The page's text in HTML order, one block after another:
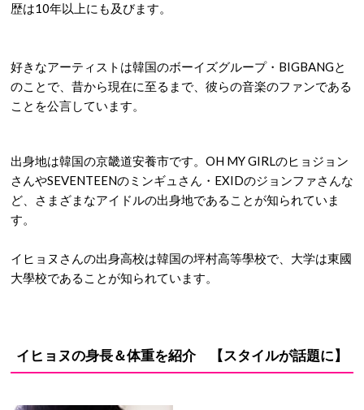
歴は10年以上にも及びます。
好きなアーティストは韓国のボーイズグループ・BIGBANGと
のことで、昔から現在に至るまで、彼らの音楽のファンである
ことを公言しています。
出身地は韓国の京畿道安養市です。OH MY GIRLのヒョジョン
さんやSEVENTEENのミンギュさん・EXIDのジョンファさんな
ど、さまざまなアイドルの出身地であることが知られていま
す。
イヒョヌさんの出身高校は韓国の坪村高等學校で、大学は東國
大學校であることが知られています。
イヒョヌの身長＆体重を紹介 【スタイルが話題に】